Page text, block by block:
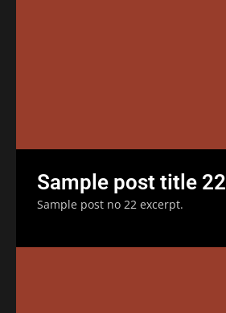
Sample post title 22
Sample post no 22 excerpt.